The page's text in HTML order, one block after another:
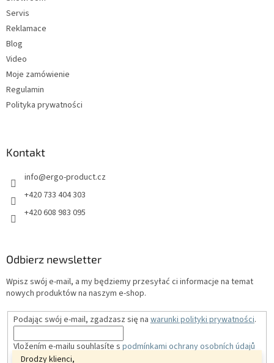
Drodzy klienci,
Servis
Reklamace
Blog
Video
Moje zamówienie
Regulamin
Polityka prywatności
Kontakt
info@ergo-product.cz
+420 733 404 303
+420 608 983 095
Odbierz newsletter
Wpisz swój e-mail, a my będziemy przesyłać ci informacje na temat
nowych produktów na naszym e-shop.
Podając swój e-mail, zgadzasz się nawarunki polityki prywatności.
Vložením e-mailu souhlasíte s podmínkami ochrany osobních údajů